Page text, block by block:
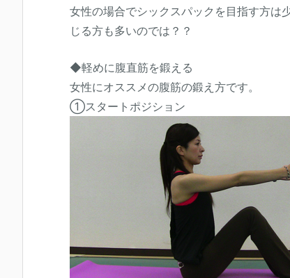
女性の場合でシックスパックを目指す方は
じる方も多いのでは？？
◆軽めに腹直筋を鍛える
女性にオススメの腹筋の鍛え方です。
①スタートポジション